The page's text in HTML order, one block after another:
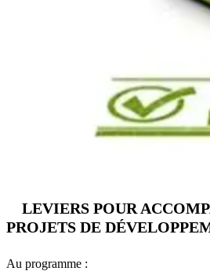
LEVIERS POUR
PROJETS DE
Au programme :